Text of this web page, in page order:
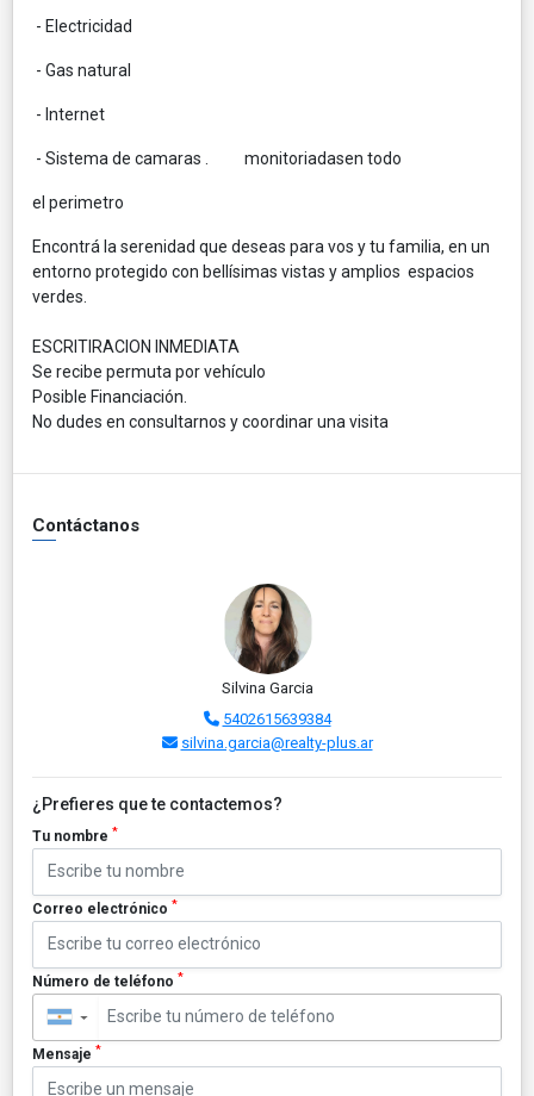
- Electricidad
- Gas natural
- Internet
- Sistema de camaras . monitoriadasen todo
el perimetro
Encontrá la serenidad que deseas para vos y tu familia, en un
entorno protegido con bellísimas vistas y amplios espacios
verdes.
ESCRITIRACION INMEDIATA
Se recibe permuta por vehículo
Posible Financiación.
No dudes en consultarnos y coordinar una visita
Contáctanos
Silvina Garcia
5402615639384
silvina.garcia@realty-plus.ar
¿Prefieres que te contactemos?
Tu nombre *
Correo electrónico *
Número de teléfono *
▼
Mensaje *